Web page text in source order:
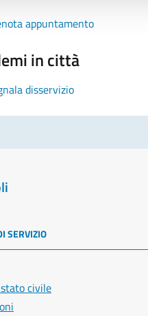
appuntamento
in città
disservizio
SERVIZIO
civile